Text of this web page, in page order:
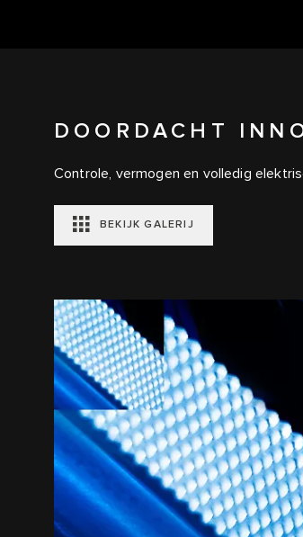
DOORDACHT
Controle, vermogen en volledig
BEKIJK GALERIJ